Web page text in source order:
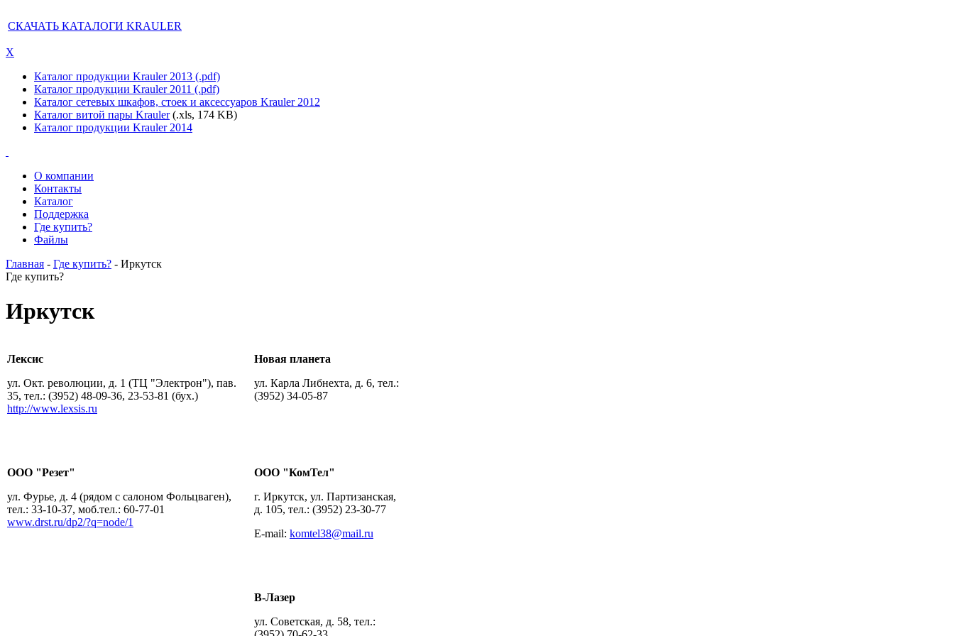
СКАЧАТЬ КАТАЛОГИ KRAULER
X
Каталог продукции Krauler 2013 (.pdf)
Каталог продукции Krauler 2011 (.pdf)
Каталог сетевых шкафов, стоек и аксессуаров Krauler 2012
Каталог витой пары Krauler(.xls, 174 KB)
Каталог продукции Krauler 2014
О компании
Контакты
Каталог
Поддержка
Где купить?
Файлы
Главная - Где купить? - Иркутск
Где купить?
Иркутск
Лексис
ул. Окт. революции, д. 1 (ТЦ "Электрон"), пав.
35, тел.: (3952) 48-09-36, 23-53-81 (бух.)
http://www.lexsis.ru
Новая планета
ул. Карла Либнехта, д. 6, тел.:
(3952) 34-05-87
ООО "Резет"
ул. Фурье, д. 4 (рядом с салоном Фольцваген),
тел.: 33-10-37, моб.тел.: 60-77-01
www.drst.ru/dp2/?q=node/1
ООО "КомТел"
г. Иркутск, ул. Партизанская,
д. 105, тел.: (3952) 23-30-77
E-mail: komtel38@mail.ru
В-Лазер
ул. Советская, д. 58, тел.: